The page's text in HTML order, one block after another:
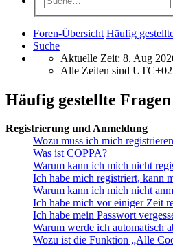
Foren-Übersicht Häufig
Suche
Aktuelle Zeit: 8. Aug
Alle Zeiten sind
Häufig gestellte Fragen
Registrierung und Anmeldung
Wozu muss ich mich
Was ist COPPA?
Warum kann ich mich nicht
Ich habe mich registriert, kann
Warum kann ich mich nicht
Ich habe mich vor einiger Zeit
Ich habe mein Passwort
Warum werde ich automatisch
Wozu ist die Funktion „Alle